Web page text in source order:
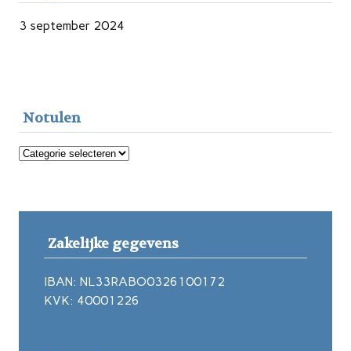
3 september 2024
Notulen
Notulen
Zakelijke gegevens
IBAN: NL33RABO0326100172
KVK: 40001226